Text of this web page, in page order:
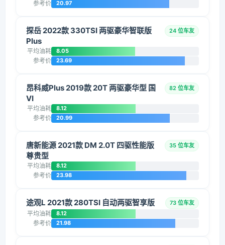
参考价 20.97
探岳 2022款 330TSI 两驱豪华智联版
Plus
24 位车友
平均油耗 8.05
参考价 23.69
昂科威Plus 2019款 20T 两驱豪华型 国
VI
82 位车友
平均油耗 8.12
参考价 20.99
唐新能源 2021款 DM 2.0T 四驱性能版
尊贵型
35 位车友
平均油耗 8.12
参考价 23.98
途观L 2021款 280TSI 自动两驱智享版 73 位车友
平均油耗 8.12
参考价 21.98